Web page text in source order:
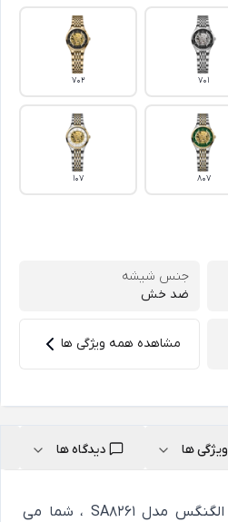
701
702
807
107
جنس شیشه
ضد خش
مشاهده همه ویژگی ها
ویژگی ها دیدگاه ها
در هر بار تماشای ساعت الگنگس مدل SA8261 ، شما می